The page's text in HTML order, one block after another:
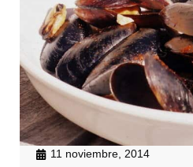
11 noviembre, 2014